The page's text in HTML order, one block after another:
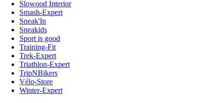
Slowood Interior
Smash-Expert
Sneak'In
Sneakids
Sport is good
Training-Fit
Trek-Expert
Triathlon-Expert
TripNBikers
Vélo-Store
Winter-Expert